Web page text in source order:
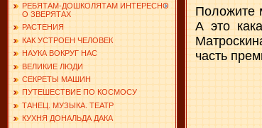
РЕБЯТАМ-ДОШКОЛЯТАМ ИНТЕРЕСНО
О ЗВЕРЯТАХ
РАСТЕНИЯ
КАК УСТРОЕН ЧЕЛОВЕК
НАУКА ВОКРУГ НАС
ВЕЛИКИЕ ЛЮДИ
СЕКРЕТЫ МАШИН
ПУТЕШЕСТВИЕ ПО КОСМОСУ
ТАНЕЦ. МУЗЫКА. ТЕАТР
КУХНЯ ДОНАЛЬДА ДАКА
Положите
А это
часть